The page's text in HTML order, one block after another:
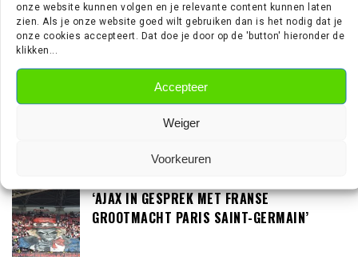
onze website kunnen volgen en je relevante content kunnen laten
zien. Als je onze website goed wilt gebruiken dan is het nodig dat je
onze cookies accepteert. Dat doe je door op de 'button' hieronder de
klikken...
Accepteer
Weiger
Voorkeuren
‘LOUIS VAN GAAL BEREID OM IN GESPREK TE
GAAN MET DE KNVB’
‘TEUN KOOPMEINERS STAAT VOOR
AVONTUUR IN DE PREMIER LEAGUE’
‘AJAX IN GESPREK MET FRANSE
GROOTMACHT PARIS SAINT-GERMAIN’